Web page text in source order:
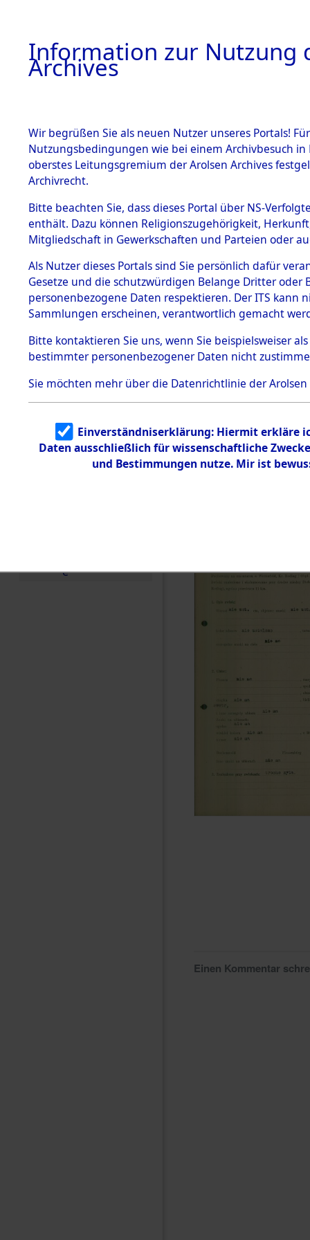
BESTÄNDE
1.
mente
5. Verschiedenes
5.3
Todesmärsche
5.3.1 Alliierte
Erhebungen
zu
Todesmärsch
en
5.3.2
Identifizierun
g
5.3.3
Todesmärsch
e
auf dem
zur
Roding)
Leben
0001
Einen Kommentar
Information zur Nutzung
Archives
Wir begrüßen Sie als neuen Nutzer unseres Portals!
Nutzungsbedingungen wie bei einem Archivbesuch
oberstes Leitungsgremium der Arolsen Archives
Archivrecht.
Bitte beachten Sie, dass dieses Portal über NS-
enthält. Dazu können Religionszugehörigkeit,
Mitgliedschaft in Gewerkschaften und Parteien oder
Als Nutzer dieses Portals sind Sie persönlich dafür
Gesetze und die schutzwürdigen Belange Dritter
personenbezogene Daten respektieren. Der ITS
Sammlungen erscheinen, verantwortlich gemacht
Bitte kontaktieren Sie uns, wenn Sie beispielsweiser
bestimmter personenbezogener Daten nicht
Sie möchten mehr über die Datenrichtlinie der Arolsen
Einverständniserklärung: Hiermit erkläre
Daten ausschließlich für wissenschaftliche
und Bestimmungen nutze. Mir ist